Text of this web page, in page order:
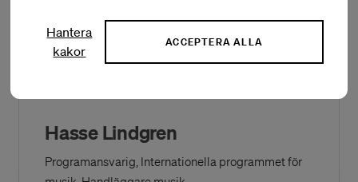
Kontaktinformation:
Hasse Lindgren
Programansvarig, Internationella programmet för
Hantera
kakor
ACCEPTERA ALLA